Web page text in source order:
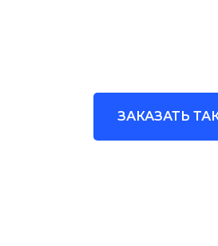
ЗАКАЗАТЬ